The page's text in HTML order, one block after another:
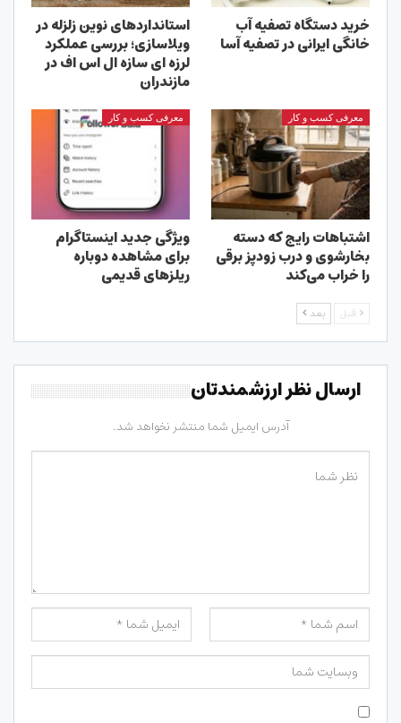
خرید دستگاه تصفیه آب
خانگی ایرانی در تصفیه آسا
استانداردهای نوین زلزله در
ویلاسازی؛ بررسی عملکرد
لرزه ای سازه ال اس اف در
مازندران
معرفی کسب و کار
اشتباهات رایج که دسته
بخارشوی و درب زودپز برقی
را خراب می‌کند
معرفی کسب و کار
ویژگی جدید اینستاگرام
برای مشاهده دوباره
ریلزهای قدیمی
قبل بعد
ارسال نظر ارزشمندتان
آدرس ایمیل شما منتشر نخواهد شد.